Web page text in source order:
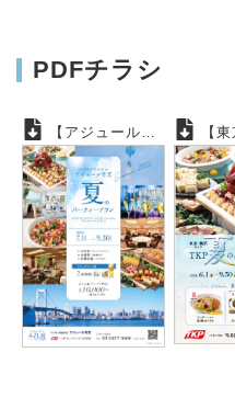
PDFチラシ
【アジュール竹芝】夏のパーティープラン 【東京・横